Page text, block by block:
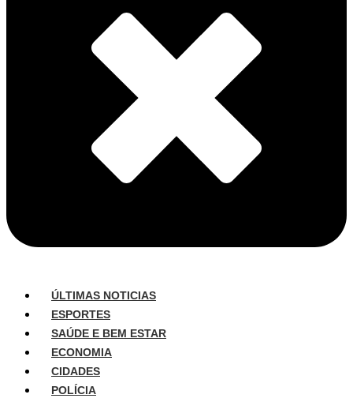
ÚLTIMAS NOTICIAS
ESPORTES
SAÚDE E BEM ESTAR
ECONOMIA
CIDADES
POLÍCIA